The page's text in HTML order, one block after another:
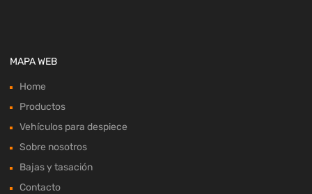
MAPA WEB
Home
Productos
Vehículos para despiece
Sobre nosotros
Bajas y tasación
Contacto